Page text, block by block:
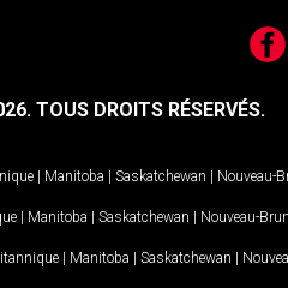
TOUS DROITS RÉSERVÉS.
| Manitoba | Saskatchewan | Nouveau-
| Manitoba | Saskatchewan | Nouveau-
| Manitoba | Saskatchewan |